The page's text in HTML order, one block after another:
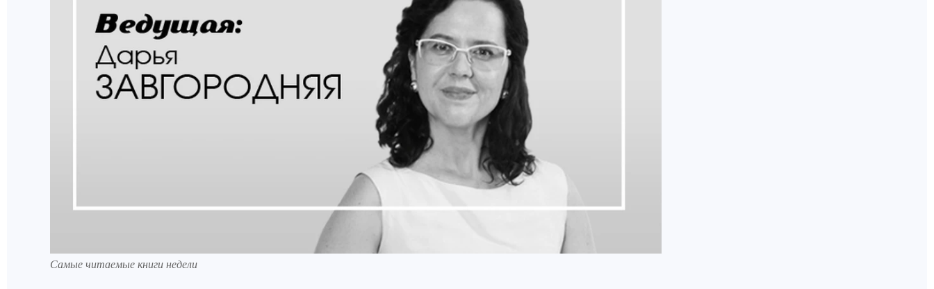
Самые читаемые книги недели